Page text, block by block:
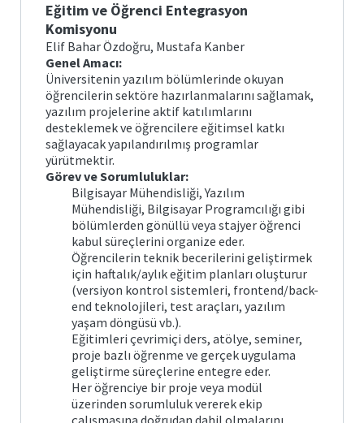
Eğitim ve Öğrenci Entegrasyon
Komisyonu
Elif Bahar Özdoğru, Mustafa Kanber
Genel Amacı:
Üniversitenin yazılım bölümlerinde okuyan
öğrencilerin sektöre hazırlanmalarını sağlamak,
yazılım projelerine aktif katılımlarını
desteklemek ve öğrencilere eğitimsel katkı
sağlayacak yapılandırılmış programlar
yürütmektir.
Görev ve Sorumluluklar:
Bilgisayar Mühendisliği, Yazılım
Mühendisliği, Bilgisayar Programcılığı gibi
bölümlerden gönüllü veya stajyer öğrenci
kabul süreçlerini organize eder.
Öğrencilerin teknik becerilerini geliştirmek
için haftalık/aylık eğitim planları oluşturur
(versiyon kontrol sistemleri, frontend/back-
end teknolojileri, test araçları, yazılım
yaşam döngüsü vb.).
Eğitimleri çevrimiçi ders, atölye, seminer,
proje bazlı öğrenme ve gerçek uygulama
geliştirme süreçlerine entegre eder.
Her öğrenciye bir proje veya modül
üzerinden sorumluluk vererek ekip
çalışmasına doğrudan dahil olmalarını